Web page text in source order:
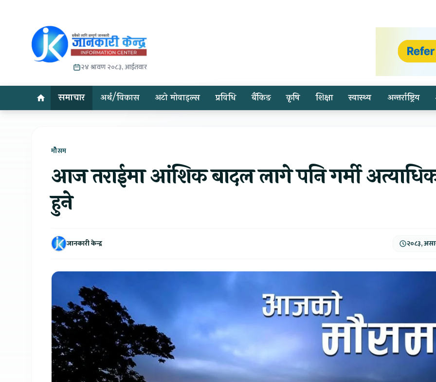
२४ श्रावण २०८३, आईतवार
समाचार अर्थ/विकास अटो मोवाइल्स प्रविधि बैंकिङ कृषि शिक्षा स्वास्थ्य अन्तर्राष्ट्रिय
मोेैसम
आज तराईमा आंशिक बादल लागे पनि गर्मी
हुने
जानकारी केन्द्र २०८३,